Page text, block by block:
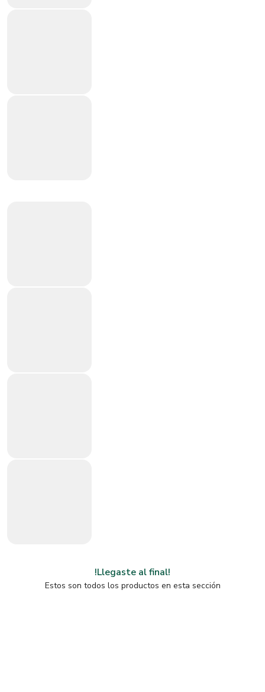
!Llegaste al final!
Estos son todos los productos en esta sección